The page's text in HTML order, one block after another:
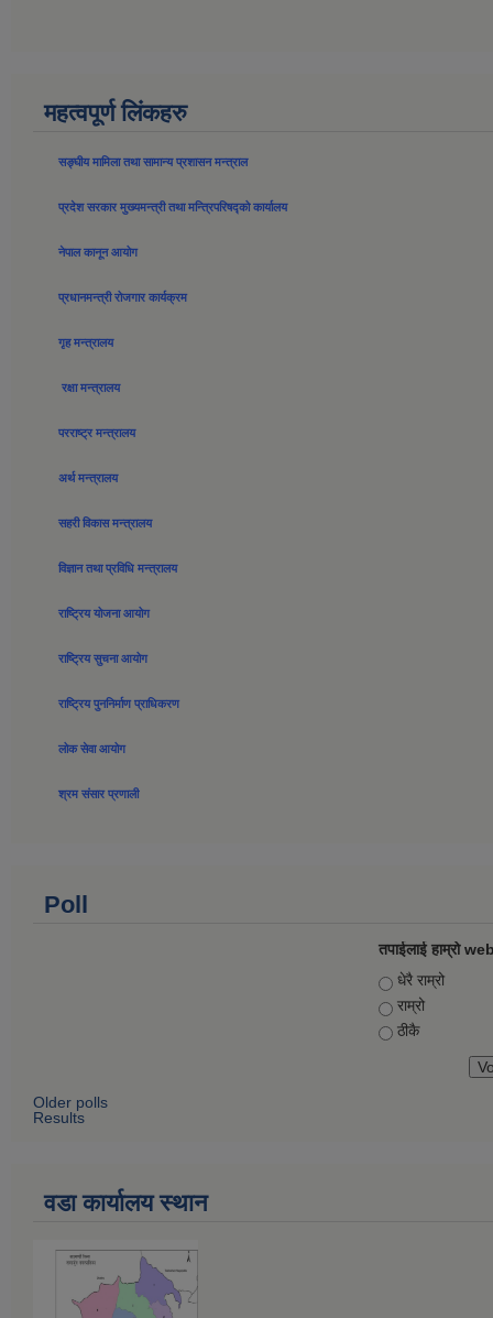
महत्वपूर्ण लिंकहरु
सङ्घीय मामिला तथा सामान्य प्रशासन मन्त्राल
प्रदेश सरकार मुख्यमन्त्री तथा मन्त्रिपरिषद्को कार्यालय
नेपाल कानून आयोग
प्रधानमन्त्री रोजगार कार्यक्रम
गृह मन्त्रालय
रक्षा मन्त्रालय
परराष्ट्र मन्त्रालय
अर्थ मन्त्रालय
सहरी विकास मन्त्रालय
विज्ञान तथा प्रविधि मन्त्रालय
राष्ट्रिय योजना आयोग
राष्ट्रिय सुचना आयोग
राष्ट्रिय पुननिर्माण प्राधिकरण
लोक सेवा आयोग
श्रम संसार प्रणाली
Poll
तपाईलाई हाम्रो
Choices
धेरै राम्रो
राम्रो
ठीकै
Older polls
Results
वडा कार्यालय स्थान